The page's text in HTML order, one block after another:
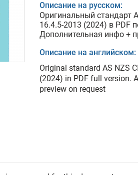
Описание на русском:
Оригинальный стандарт
16.4.5-2013 (2024) в PDF
Дополнительная инфо +
Описание на английском:
Original standard AS NZS
(2024) in PDF full version.
preview on request